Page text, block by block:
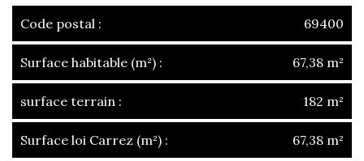
Code postal : 69400
Surface habitable (m²) : 67,38 m²
surface terrain : 182 m²
Surface loi Carrez (m²) : 67,38 m²